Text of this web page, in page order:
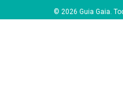
© 2026 Guia Gaia.